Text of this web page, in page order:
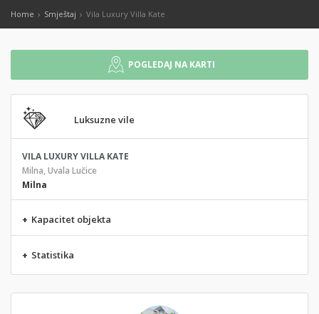
Home Smještaj Vila Luxury Villa Kate
POGLEDAJ NA KARTI
Luksuzne vile
VILA LUXURY VILLA KATE
Milna, Uvala Lučice
Milna
+ Kapacitet objekta
+ Statistika